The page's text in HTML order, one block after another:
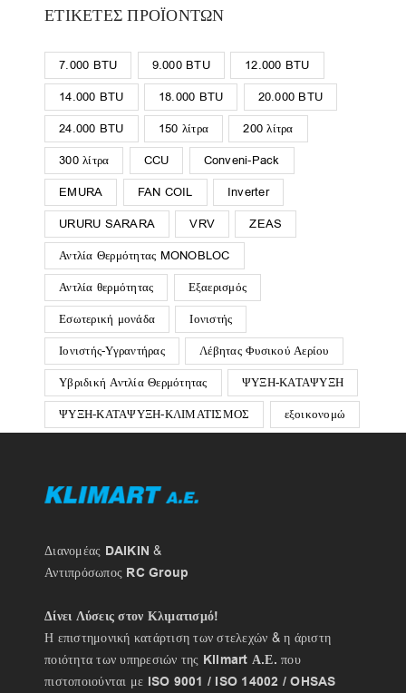
ΕΤΙΚΈΤΕΣ ΠΡΟΪΌΝΤΩΝ
7.000 BTU 9.000 BTU 12.000 BTU
14.000 BTU 18.000 BTU 20.000 BTU
24.000 BTU 150 λίτρα 200 λίτρα
300 λίτρα CCU Conveni-Pack
EMURA FAN COIL Inverter
URURU SARARA VRV ZEAS
Αντλία Θερμότητας MONOBLOC
Αντλία θερμότητας Εξαερισμός
Εσωτερική μονάδα Ιονιστής
Ιονιστής-Υγραντήρας Λέβητας Φυσικού Αερίου
Υβριδική Αντλία Θερμότητας ΨΥΞΗ-ΚΑΤΑΨΥΞΗ
ΨΥΞΗ-ΚΑΤΑΨΥΞΗ-ΚΛΙΜΑΤΙΣΜΟΣ εξοικονομώ
Διανομέας DAIKIN &
Αντιπρόσωπος RC Group
Δίνει Λύσεις στον Κλιματισμό!
Η επιστημονική κατάρτιση των στελεχών & η άριστη
ποιότητα των υπηρεσιών της Klimart Α.Ε. που
πιστοποιούνται με ISO 9001 / ISO 14002 / OHSAS